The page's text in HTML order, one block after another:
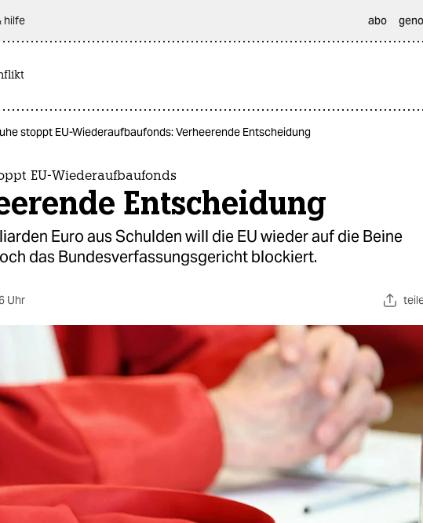
hilfe abo
stoppt EU-Wiederaufbaufonds: Verheerende Entscheidung
EU-Wiederaufbaufonds
Entscheidung
Euro aus Schulden will die EU wieder auf die Beine
das Bundesverfassungsgericht blockiert.
Uhr